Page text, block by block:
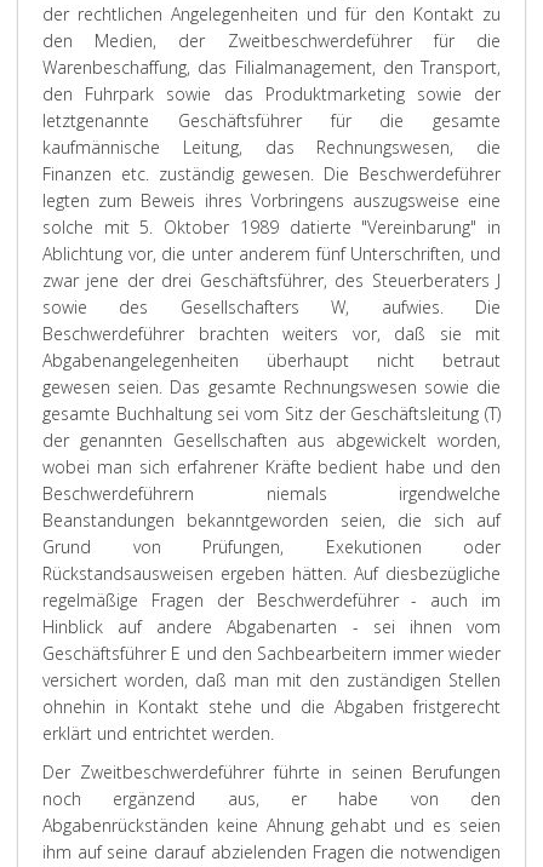
der rechtlichen Angelegenheiten und für den Kontakt zu
den Medien, der Zweitbeschwerdeführer für die
Warenbeschaffung, das Filialmanagement, den Transport,
den Fuhrpark sowie das Produktmarketing sowie der
letztgenannte Geschäftsführer für die gesamte
kaufmännische Leitung, das Rechnungswesen, die
Finanzen etc. zuständig gewesen. Die Beschwerdeführer
legten zum Beweis ihres Vorbringens auszugsweise eine
solche mit 5. Oktober 1989 datierte "Vereinbarung" in
Ablichtung vor, die unter anderem fünf Unterschriften, und
zwar jene der drei Geschäftsführer, des Steuerberaters J
sowie des Gesellschafters W, aufwies. Die
Beschwerdeführer brachten weiters vor, daß sie mit
Abgabenangelegenheiten überhaupt nicht betraut
gewesen seien. Das gesamte Rechnungswesen sowie die
gesamte Buchhaltung sei vom Sitz der Geschäftsleitung (T)
der genannten Gesellschaften aus abgewickelt worden,
wobei man sich erfahrener Kräfte bedient habe und den
Beschwerdeführern niemals irgendwelche
Beanstandungen bekanntgeworden seien, die sich auf
Grund von Prüfungen, Exekutionen oder
Rückstandsausweisen ergeben hätten. Auf diesbezügliche
regelmäßige Fragen der Beschwerdeführer - auch im
Hinblick auf andere Abgabenarten - sei ihnen vom
Geschäftsführer E und den Sachbearbeitern immer wieder
versichert worden, daß man mit den zuständigen Stellen
ohnehin in Kontakt stehe und die Abgaben fristgerecht
erklärt und entrichtet werden.
Der Zweitbeschwerdeführer führte in seinen Berufungen
noch ergänzend aus, er habe von den
Abgabenrückständen keine Ahnung gehabt und es seien
ihm auf seine darauf abzielenden Fragen die notwendigen